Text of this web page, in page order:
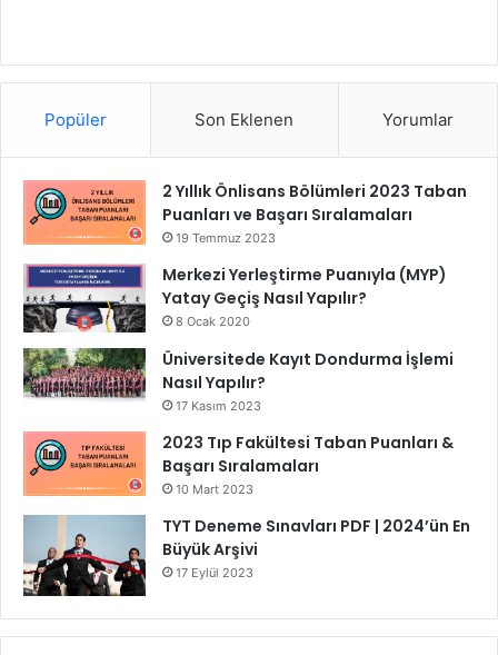
Popüler Son Eklenen Yorumlar
2 Yıllık Önlisans Bölümleri 2023 Taban
Puanları ve Başarı Sıralamaları
19 Temmuz 2023
Merkezi Yerleştirme Puanıyla (MYP)
Yatay Geçiş Nasıl Yapılır?
8 Ocak 2020
Üniversitede Kayıt Dondurma İşlemi
Nasıl Yapılır?
17 Kasım 2023
2023 Tıp Fakültesi Taban Puanları &
Başarı Sıralamaları
10 Mart 2023
TYT Deneme Sınavları PDF | 2024’ün En
Büyük Arşivi
17 Eylül 2023